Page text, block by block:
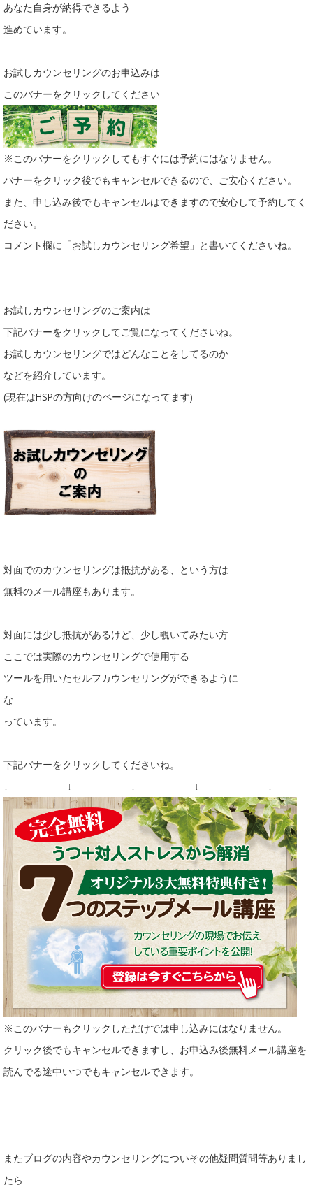
あなた自身が納得できるよう
進めています。
お試しカウンセリングのお申込みは
このバナーをクリックしてください
※このバナーをクリックしてもすぐには予約にはなりません。
バナーをクリック後でもキャンセルできるので、ご安心ください。
また、申し込み後でもキャンセルはできますので安心して予約してく
ださい。
コメント欄に「お試しカウンセリング希望」と書いてくださいね。
お試しカウンセリングのご案内は
下記バナーをクリックしてご覧になってくださいね。
お試しカウンセリングではどんなことをしてるのか
などを紹介しています。
(現在はHSPの方向けのページになってます)
対面でのカウンセリングは抵抗がある、という方は
無料のメール講座もあります。
対面には少し抵抗があるけど、少し覗いてみたい方
ここでは実際のカウンセリングで使用する
ツールを用いたセルフカウンセリングができるように
な
っています。
下記バナーをクリックしてくださいね。
↓ ↓ ↓ ↓ ↓
※このバナーもクリックしただけでは申し込みにはなりません。
クリック後でもキャンセルできますし、お申込み後無料メール講座を
読んでる途中いつでもキャンセルできます。
またブログの内容やカウンセリングについその他疑問質問等ありまし
たら